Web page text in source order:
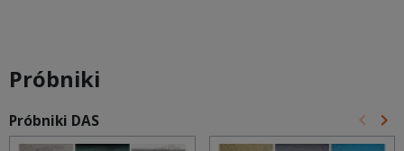
Próbniki
Próbniki DAS keyboard_arrow_left keyboard_arrow_right